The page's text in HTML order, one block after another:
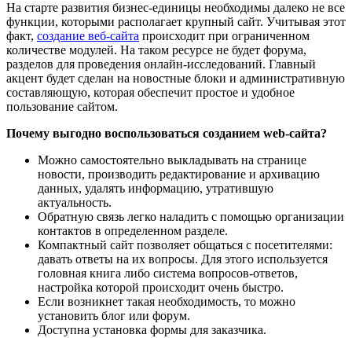
На старте развития бизнес-единицы необходимы далеко не все
функции, которыми располагает крупный сайт. Учитывая этот
факт, создание веб-сайта происходит при ограниченном
количестве модулей. На таком ресурсе не будет форума,
разделов для проведения онлайн-исследований. Главный
акцент будет сделан на новостные блоки и административную
составляющую, которая обеспечит простое и удобное
пользование сайтом.
Почему выгодно воспользоваться созданием web-сайта?
Можно самостоятельно выкладывать на странице
новости, производить редактирование и архивацию
данных, удалять информацию, утратившую
актуальность.
Обратную связь легко наладить с помощью организации
контактов в определенном разделе.
Компактный сайт позволяет общаться с посетителями:
давать ответы на их вопросы. Для этого используется
головная книга либо система вопросов-ответов,
настройка которой происходит очень быстро.
Если возникнет такая необходимость, то можно
установить блог или форум.
Доступна установка формы для заказчика.